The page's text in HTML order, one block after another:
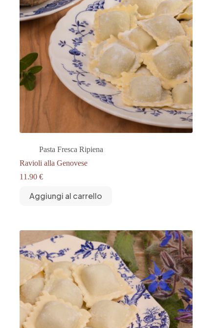
Pasta Fresca Ripiena
Ravioli alla Genovese
11.90 €
Aggiungi al carrello